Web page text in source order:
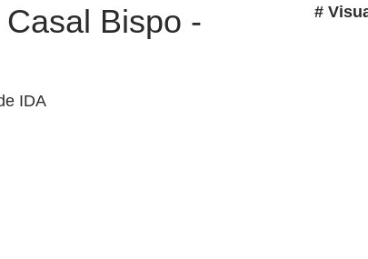
Bispo -
IDA
#